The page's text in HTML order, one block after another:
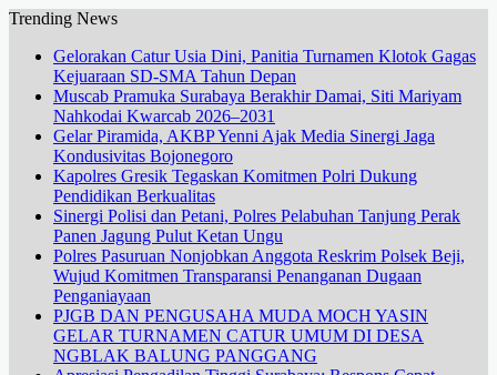
Trending News
Gelorakan Catur Usia Dini, Panitia Turnamen Klotok Gagas
Kejuaraan SD-SMA Tahun Depan
Muscab Pramuka Surabaya Berakhir Damai, Siti Mariyam
Nahkodai Kwarcab 2026–2031
Gelar Piramida, AKBP Yenni Ajak Media Sinergi Jaga
Kondusivitas Bojonegoro
Kapolres Gresik Tegaskan Komitmen Polri Dukung
Pendidikan Berkualitas
Sinergi Polisi dan Petani, Polres Pelabuhan Tanjung Perak
Panen Jagung Pulut Ketan Ungu
Polres Pasuruan Nonjobkan Anggota Reskrim Polsek Beji,
Wujud Komitmen Transparansi Penanganan Dugaan
Penganiayaan
PJGB DAN PENGUSAHA MUDA MOCH YASIN
GELAR TURNAMEN CATUR UMUM DI DESA
NGBLAK BALUNG PANGGANG